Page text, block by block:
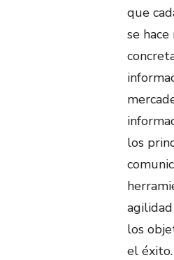
que
se
los
los
el éxito.